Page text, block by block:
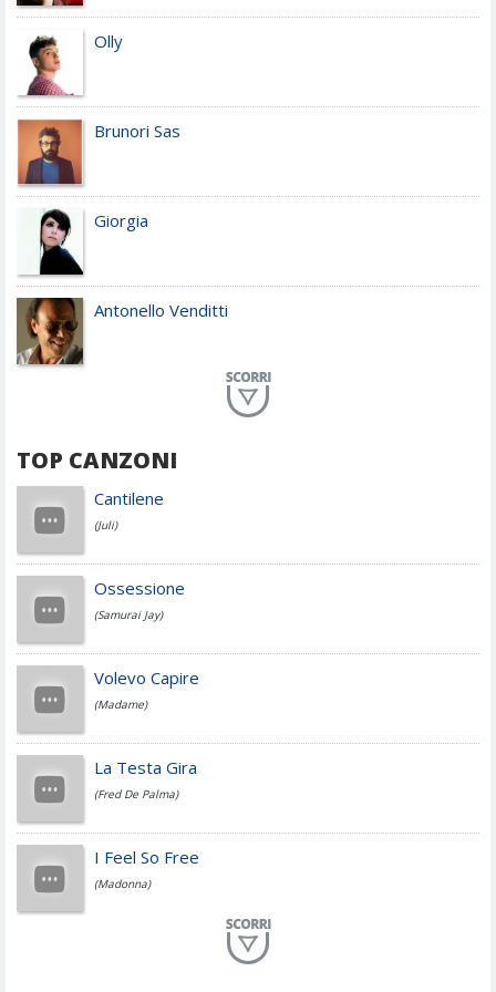
Olly
Brunori Sas
Giorgia
Antonello Venditti
Achille Lauro
Cesare Cremonini
Jovanotti
Fedez
Simone Cristicchi
TOP CANZONI
Cantilene
(Juli)
Ossessione
(Samurai Jay)
Volevo Capire
(Madame)
La Testa Gira
(Fred De Palma)
I Feel So Free
(Madonna)